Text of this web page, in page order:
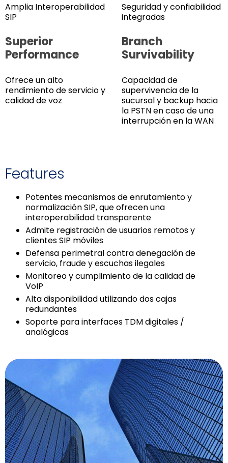
Amplia Interoperabilidad
SIP
Seguridad y confiabilidad
integradas
Superior
Performance
Ofrece un alto
rendimiento de servicio y
calidad de voz
Branch
Survivability
Capacidad de
supervivencia de la
sucursal y backup hacia
la PSTN en caso de una
interrupción en la WAN
Features
Potentes mecanismos de enrutamiento y
normalización SIP, que ofrecen una
interoperabilidad transparente
Admite registración de usuarios remotos y
clientes SIP móviles
Defensa perimetral contra denegación de
servicio, fraude y escuchas ilegales
Monitoreo y cumplimiento de la calidad de
VoIP
Alta disponibilidad utilizando dos cajas
redundantes
Soporte para interfaces TDM digitales /
analógicas